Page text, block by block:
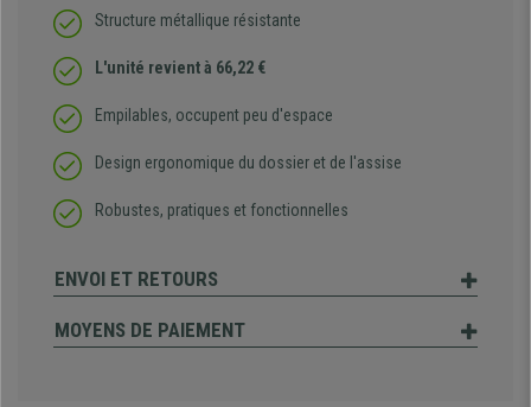
Structure métallique résistante
L'unité revient à 66,22 €
Empilables, occupent peu d'espace
Design ergonomique du dossier et de l'assise
Robustes, pratiques et fonctionnelles
ENVOI ET RETOURS
MOYENS DE PAIEMENT